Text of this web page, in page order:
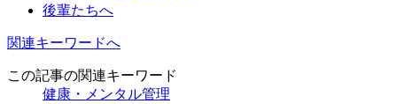
後輩たちへ
関連キーワードへ
この記事の関連キーワード
健康・メンタル管理